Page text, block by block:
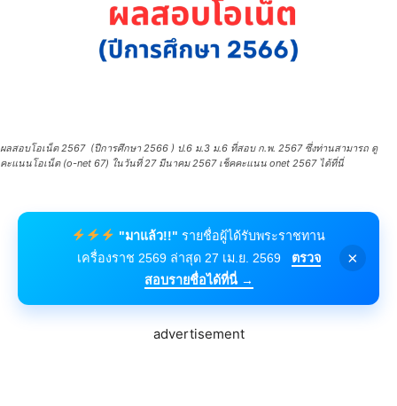
ผลสอบโอเน็ต 2567 (ปีการศึกษา 2566 ) ป.6 ม.3 ม.6 ที่สอบ ก.พ. 2567 ซึ่งท่านสามารถ ดู
คะแนนโอเน็ต (o-net 67) ในวันที่ 27 มีนาคม 2567 เช็คคะแนน onet 2567 ได้ที่นี่
"มาแล้ว!!" รายชื่อผู้ได้รับพระราชทาน
เครื่องราช 2569 ล่าสุด 27 เม.ย. 2569
ตรวจ
สอบรายชื่อได้ที่นี่ →
×
advertisement